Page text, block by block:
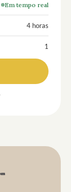
Em tempo real
4 horas
1